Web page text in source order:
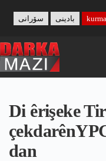
content
بادینی سۆرانی
Di êrişeke
dan